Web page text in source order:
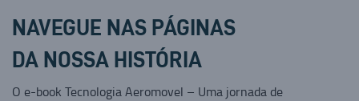
NAVEGUE NAS PÁGINAS
DA NOSSA HISTÓRIA
O e-book Tecnologia Aeromovel – Uma jornada de